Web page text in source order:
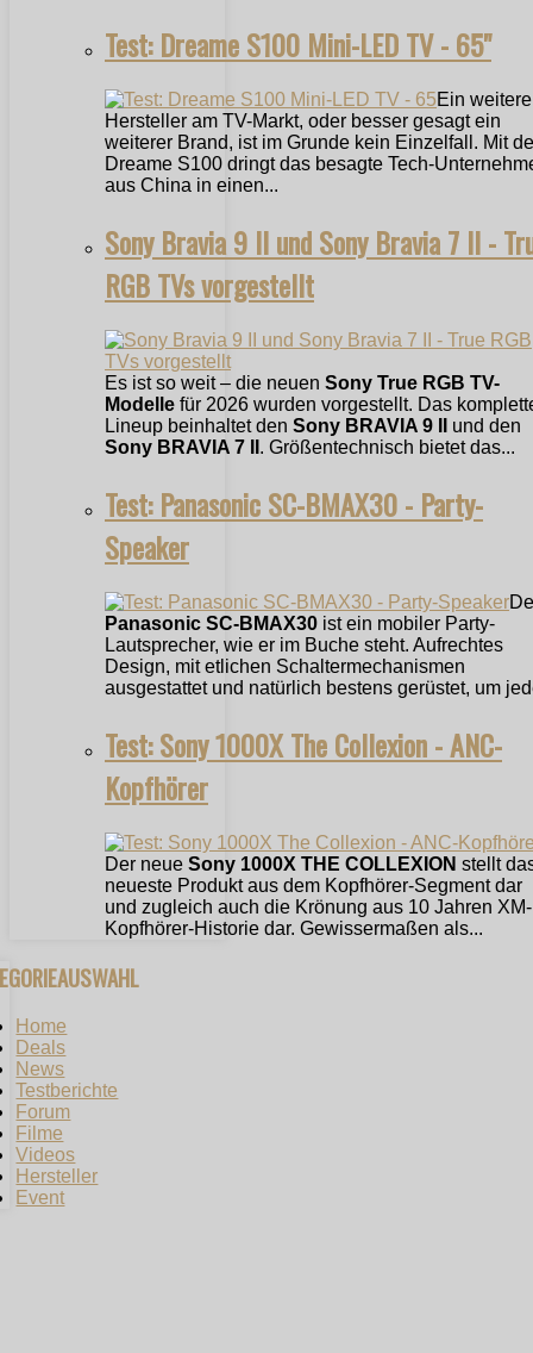
Test: Dreame S100 Mini-LED TV - 65"
Ein
Hersteller am TV-Markt, oder besser gesagt ein
weiterer Brand, ist im Grunde kein Einzelfall. Mit
Dreame S100 dringt das besagte Tech-
aus China in einen...
Sony Bravia 9 II und Sony Bravia 7 II -
RGB TVs vorgestellt
Es ist so weit – die neuen Sony True RGB TV-
Modelle für 2026 wurden vorgestellt. Das
Lineup beinhaltet den Sony BRAVIA 9 II
und den
Sony BRAVIA 7 II . Größentechnisch bietet das...
Test: Panasonic SC-BMAX30 - Party-
Speaker
Panasonic SC-BMAX30 ist ein mobiler Party-
Lautsprecher, wie er im Buche steht. Aufrechtes
Design, mit etlichen Schaltermechanismen
ausgestattet und natürlich bestens gerüstet, um
Test: Sony 1000X The Collexion - ANC-
Kopfhörer
Der neue Sony 1000X THE COLLEXION stellt
neueste Produkt aus dem Kopfhörer-Segment dar
und zugleich auch die Krönung aus 10 Jahren XM-
Kopfhörer-Historie dar. Gewissermaßen als...
Home
Deals
News
Testberichte
Forum
Filme
Videos
Hersteller
Event